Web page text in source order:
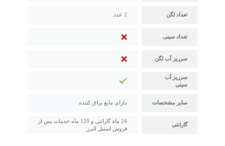
تعداد لگن 2 عدد
تعداد سینی
سرریز آب لگن
سرریز آب
سینی
سایر مشخصات دارای مایع براق کننده
گارانتی
24 ماه گارانتی و 120 ماه خدمات پس از
فروش استیل البرز